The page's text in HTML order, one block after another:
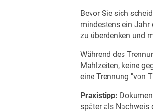
Bevor Sie sich
mindestens ein Jahr
zu überdenken und
Während des
Mahlzeiten, keine
eine Trennung "von
Praxistipp:
später als Nachweis